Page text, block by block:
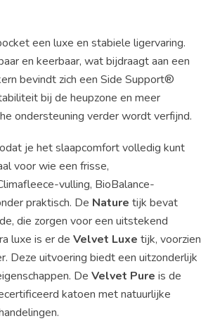
een luxe en stabiele ligervaring.
en keerbaar, wat bijdraagt aan een
bevindt zich een Side Support®
bij de heupzone en meer
ondersteuning verder wordt verfijnd.
je het slaapcomfort volledig kunt
voor wie een frisse,
vulling, BioBalance-
praktisch. De Nature tijk bevat
die zorgen voor een uitstekend
luxe is er de Velvet Luxe tijk, voorzien
Deze uitvoering biedt een uitzonderlijk
De Velvet Pure is de
katoen met natuurlijke